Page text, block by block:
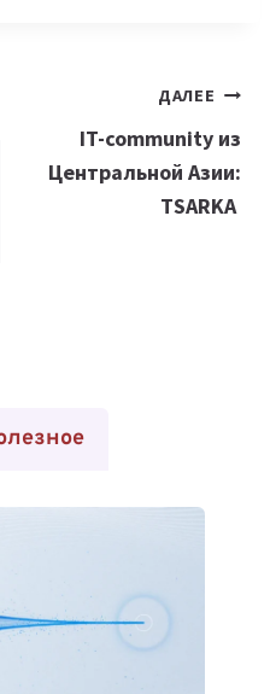
ДАЛЕЕ
IT-community из
Центральной Азии:
TSARKA